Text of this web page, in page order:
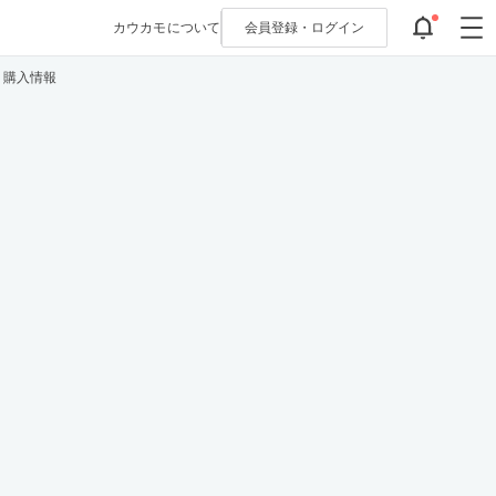
カウカモについて 会員登録・ ログイン
入情報